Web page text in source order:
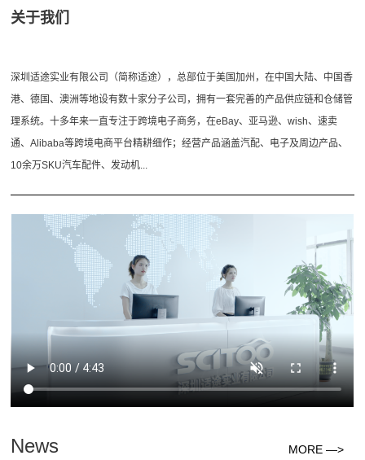
关于我们
深圳适途实业有限公司（简称适途），总部位于美国加州，在中国大陆、中国香
港、德国、澳洲等地设有数十家分子公司，拥有一套完善的产品供应链和仓储管
理系统。十多年来一直专注于跨境电子商务，在eBay、亚马逊、wish、速卖
通、Alibaba等跨境电商平台精耕细作；经营产品涵盖汽配、电子及周边产品、
10余万SKU汽车配件、发动机...
News MORE —>